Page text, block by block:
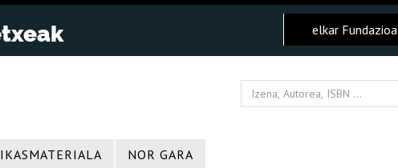
elkar Fundazioa
IKASMATERIALA NOR GARA